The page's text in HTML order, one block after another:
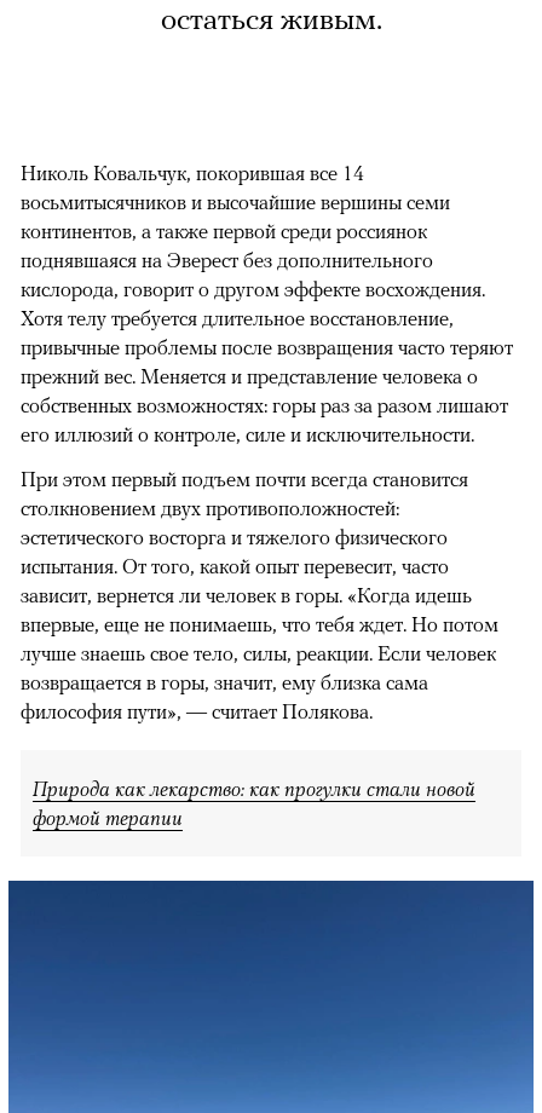
остаться живым.
Николь Ковальчук, покорившая все 14
восьмитысячников и высочайшие вершины семи
континентов, а также первой среди россиянок
поднявшаяся на Эверест без дополнительного
кислорода, говорит о другом эффекте восхождения.
Хотя телу требуется длительное восстановление,
привычные проблемы после возвращения часто теряют
прежний вес. Меняется и представление человека о
собственных возможностях: горы раз за разом лишают
его иллюзий о контроле, силе и исключительности.
При этом первый подъем почти всегда становится
столкновением двух противоположностей:
эстетического восторга и тяжелого физического
испытания. От того, какой опыт перевесит, часто
зависит, вернется ли человек в горы. «Когда идешь
впервые, еще не понимаешь, что тебя ждет. Но потом
лучше знаешь свое тело, силы, реакции. Если человек
возвращается в горы, значит, ему близка сама
философия пути», — считает Полякова.
Природа как лекарство: как прогулки стали новой
формой терапии